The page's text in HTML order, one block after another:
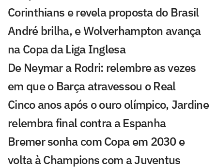
Corinthians e revela proposta do Brasil
André brilha, e Wolverhampton avança
na Copa da Liga Inglesa
De Neymar a Rodri: relembre as vezes
em que o Barça atravessou o Real
Cinco anos após o ouro olímpico, Jardine
relembra final contra a Espanha
Bremer sonha com Copa em 2030 e
volta à Champions com a Juventus